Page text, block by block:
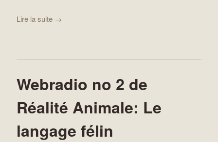
Lire la suite →
Webradio no 2 de
Réalité Animale: Le
langage félin